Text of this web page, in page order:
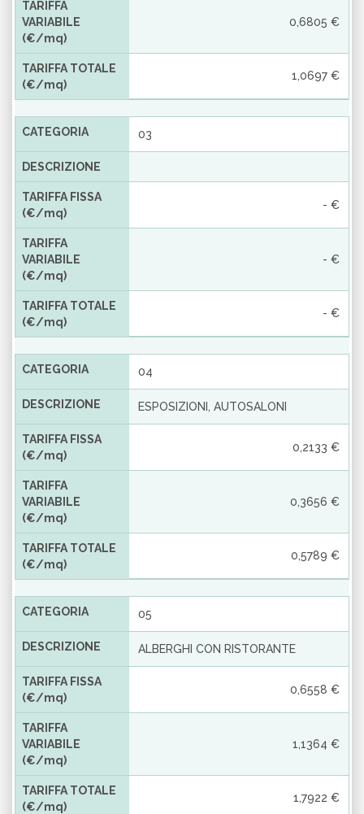
TARIFFA
VARIABILE
(€/mq)
0,6805 €
TARIFFA TOTALE
(€/mq)
1,0697 €
CATEGORIA 03
DESCRIZIONE
TARIFFA FISSA
(€/mq)
- €
TARIFFA
VARIABILE
(€/mq)
- €
TARIFFA TOTALE
(€/mq)
- €
CATEGORIA 04
DESCRIZIONE ESPOSIZIONI, AUTOSALONI
TARIFFA FISSA
(€/mq)
0,2133 €
TARIFFA
VARIABILE
(€/mq)
0,3656 €
TARIFFA TOTALE
(€/mq)
0,5789 €
CATEGORIA 05
DESCRIZIONE ALBERGHI CON RISTORANTE
TARIFFA FISSA
(€/mq)
0,6558 €
TARIFFA
VARIABILE
(€/mq)
1,1364 €
TARIFFA TOTALE
(€/mq)
1,7922 €